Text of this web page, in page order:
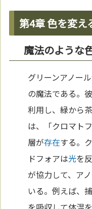
第4章 色を変え
魔法のような
グリーンアノー
の魔法である。
利用し、緑から
は、「クロマト
層が存在する。
ドフォアは光を
が協力して、ア
いる。例えば、